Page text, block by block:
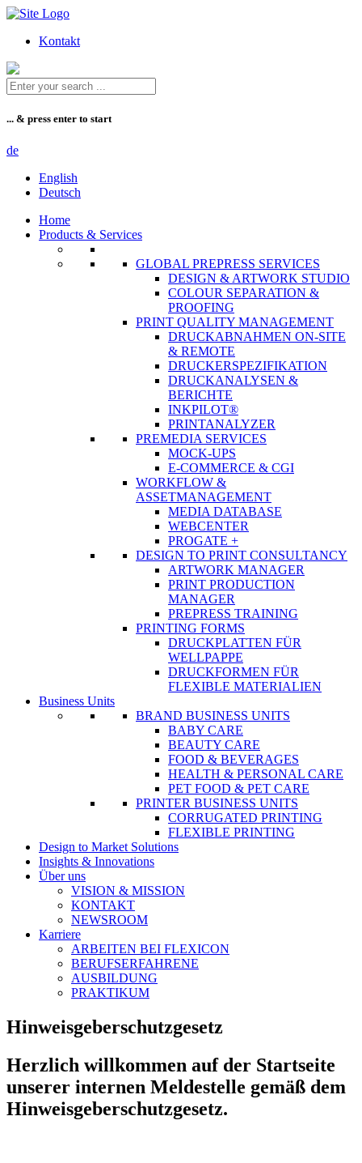
Zum
Kontakt
... & press enter to start
de
English
Deutsch
Home
Products & Services
GLOBAL PREPRESS SERVICES
DESIGN & ARTWORK STUDIO
COLOUR SEPARATION &
PROOFING
PRINT QUALITY MANAGEMENT
DRUCKABNAHMEN ON-SITE
& REMOTE
DRUCKERSPEZIFIKATION
DRUCKANALYSEN &
BERICHTE
INKPILOT®
PRINTANALYZER
PREMEDIA SERVICES
MOCK-UPS
E-COMMERCE & CGI
WORKFLOW &
ASSETMANAGEMENT
MEDIA DATABASE
WEBCENTER
PROGATE +
DESIGN TO PRINT CONSULTANCY
ARTWORK MANAGER
PRINT PRODUCTION
MANAGER
PREPRESS TRAINING
PRINTING FORMS
DRUCKPLATTEN FÜR
WELLPAPPE
DRUCKFORMEN FÜR
FLEXIBLE MATERIALIEN
Business Units
BRAND BUSINESS UNITS
BABY CARE
BEAUTY CARE
FOOD & BEVERAGES
HEALTH & PERSONAL CARE
PET FOOD & PET CARE
PRINTER BUSINESS UNITS
CORRUGATED PRINTING
FLEXIBLE PRINTING
Design to Market Solutions
Insights & Innovations
Über uns
VISION & MISSION
KONTAKT
NEWSROOM
Karriere
ARBEITEN BEI FLEXICON
BERUFSERFAHRENE
AUSBILDUNG
PRAKTIKUM
Hinweisgeberschutzgesetz
Herzlich willkommen auf der Startseite
unserer internen Meldestelle gemäß dem
Hinweisgeberschutzgesetz.